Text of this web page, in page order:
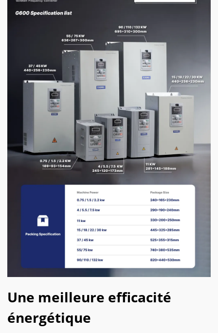
Une meilleure efficacité
énergétique